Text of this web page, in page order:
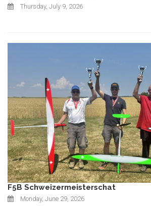
Thursday, July 9, 2026
F5B Schweizermeisterschat
Monday, June 29, 2026